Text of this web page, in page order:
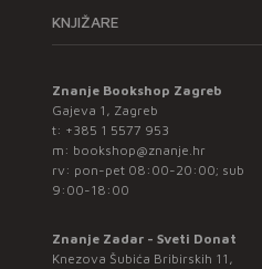
KNJIŽARE
Znanje Bookshop Zagreb
Gajeva 1, Zagreb
t: +385 1 5577 953
m: bookshop@znanje.hr
rv: pon-pet 08:00-20:00; sub
9:00-18:00
Znanje Zadar - Sveti Donat
Knezova Šubića Bribirskih 11,